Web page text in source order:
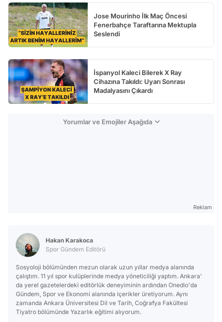
Jose Mourinho İlk Maç Öncesi
Fenerbahçe Taraftarına Mektupla
Seslendi
İspanyol Kaleci Bilerek X Ray
Cihazına Takıldı: Uyarı Sonrası
Madalyasını Çıkardı
Yorumlar ve Emojiler Aşağıda
Reklam
Hakan Karakoca
Spor Gündem Editörü
Sosyoloji bölümünden mezun olarak uzun yıllar medya alanında
çalıştım. 11 yıl spor kulüplerinde medya yöneticiliği yaptım. Ankara'
da yerel gazetelerdeki editörlük deneyiminin ardından Onedio'da
Gündem, Spor ve Ekonomi alanında içerikler üretiyorum. Aynı
zamanda Ankara Üniversitesi Dil ve Tarih, Coğrafya Fakültesi
Tiyatro bölümünde Yazarlık eğitimi alıyorum.